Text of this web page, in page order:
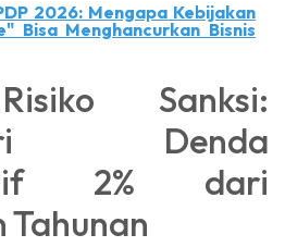
2026: Mengapa Kebijakan
Bisa Menghancurkan Bisnis
Sanksi:
Denda
2% dari
Tahunan